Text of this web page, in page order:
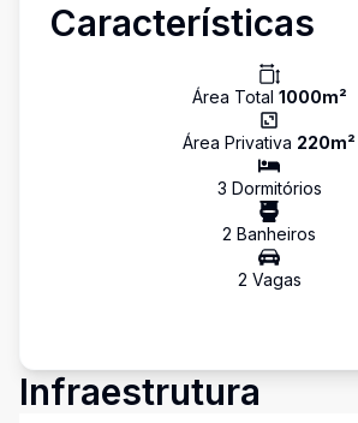
Características
Área Total 1000m²
Área Privativa 220m²
3 Dormitórios
2 Banheiros
2 Vagas
Infraestrutura